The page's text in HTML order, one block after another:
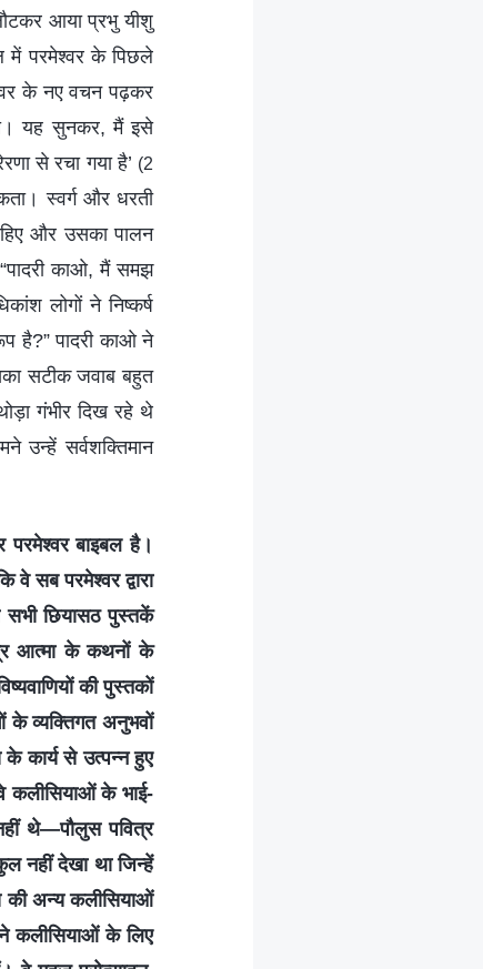
आया प्रभु यीशु
में परमेश्वर के पिछले
के नए वचन पढ़कर
यह सुनकर, मैं इसे
से रचा गया है’ (2
स्वर्ग और धरती
और उसका पालन
काओ, मैं समझ
लोगों ने निष्कर्ष
है?” पादरी काओ ने
सटीक जवाब बहुत
गंभीर दिख रहे थे
उन्हें सर्वशक्तिमान
बाइबल है।
सब परमेश्वर द्वारा
सभी छियासठ पुस्तकें
आत्मा के कथनों के
की पुस्तकों
के व्यक्तिगत अनुभवों
कार्य से उत्पन्न हुए
कलीसियाओं के भाई-
थे—पौलुस पवित्र
नहीं देखा था जिन्हें
अन्य कलीसियाओं
कलीसियाओं के लिए